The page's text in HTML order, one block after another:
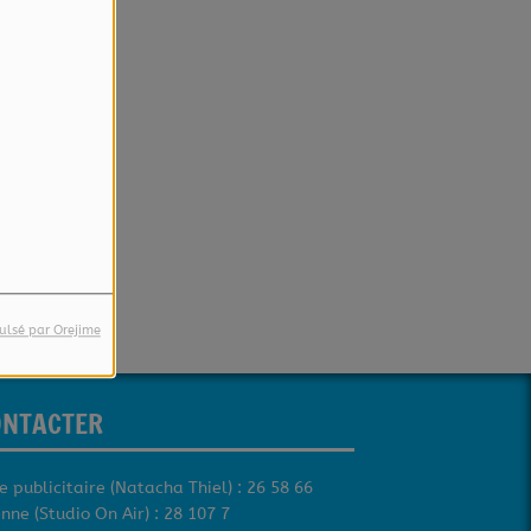
par Orejime
publicitaire (Natacha Thiel) : 26 58 66
(Studio On Air) : 28 107 7